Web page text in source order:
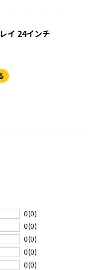
イ 24インチ
0(0)
0(0)
0(0)
0(0)
0(0)